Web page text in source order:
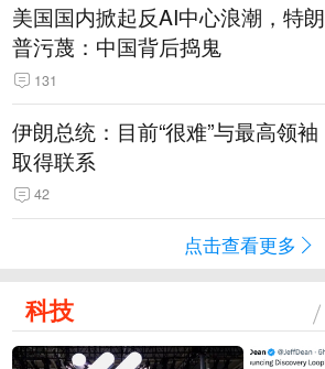
美国国内掀起反AI中心浪潮，特朗
普污蔑：中国背后捣鬼
131
伊朗总统：目前“很难”与最高领袖
取得联系
42
点击查看更多
科技